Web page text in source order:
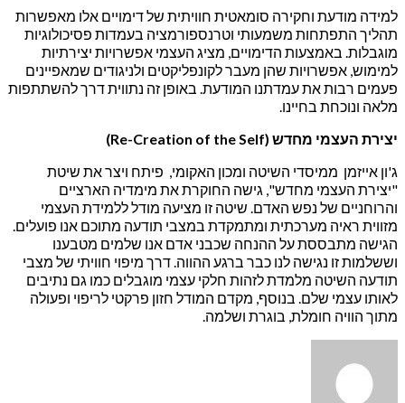
למידה מודעת וחקירה סומאטית חוויתית של דימויים אלו מאפשרות
תהליך התפתחות משמעותי וטרנספורמציה בעמדות פסיכולוגיות
מוגבלות. באמצעות הדימויים, מציג העצמי אפשרויות יצירתיות
למימוש, אפשרויות שהן מעבר לקונפליקטים ולניגודים שמאפיינים
פעמים רבות את עמדתנו המודעת. באופן זה נתווית דרך להשתתפות
מלאה ונוכחת בחיינו.
יצירת העצמי מחדש (Re-Creation of the Self
)
ג'ון אייזמן ממיסדי השיטה ומכון האקומי, פיתח ויצר את שיטת
"יצירת העצמי מחדש", גישה החוקרת את מימדיה הארציים
והרוחניים של נפש האדם. שיטה זו מציעה מודל ללמידת העצמי
מזווית ראיה מערכתית ומתמקדת במצבי תודעה מתוכם אנו פועלים.
הגישה מתבססת על ההנחה שכבני אדם אנו שלמים מטבענו
וששלמות זו נגישה לנו כבר ברגע ההווה. דרך מיפוי חוויתי של מצבי
תודעה השיטה מלמדת לזהות חלקי עצמי מוגבלים כמו גם נתיבים
לאותו עצמי שלם. בנוסף, מקדם המודל חזון פרקטי לריפוי ופעולה
מתוך הוויה חומלת, בוגרת ושלמה.